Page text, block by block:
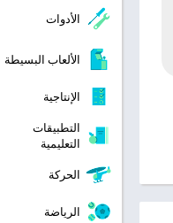
الأدوات
الألعاب البسيطة
الإنتاجية
التطبيقات
التعليمية
الحركة
الرياضة